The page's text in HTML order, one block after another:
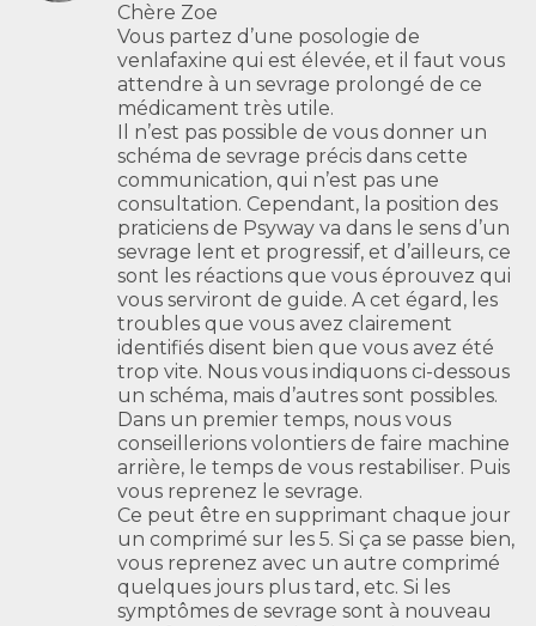
Chère Zoe
Vous partez d’une posologie de
venlafaxine qui est élevée, et il faut vous
attendre à un sevrage prolongé de ce
médicament très utile.
Il n’est pas possible de vous donner un
schéma de sevrage précis dans cette
communication, qui n’est pas une
consultation. Cependant, la position des
praticiens de Psyway va dans le sens d’un
sevrage lent et progressif, et d’ailleurs, ce
sont les réactions que vous éprouvez qui
vous serviront de guide. A cet égard, les
troubles que vous avez clairement
identifiés disent bien que vous avez été
trop vite. Nous vous indiquons ci-dessous
un schéma, mais d’autres sont possibles.
Dans un premier temps, nous vous
conseillerions volontiers de faire machine
arrière, le temps de vous restabiliser. Puis
vous reprenez le sevrage.
Ce peut être en supprimant chaque jour
un comprimé sur les 5. Si ça se passe bien,
vous reprenez avec un autre comprimé
quelques jours plus tard, etc. Si les
symptômes de sevrage sont à nouveau